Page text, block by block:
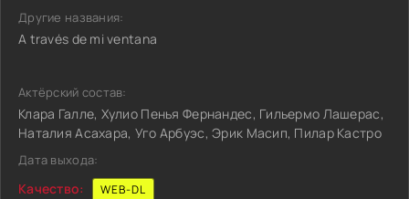
Другие названия:
A través de mi ventana
Актёрский состав:
Клара Галле, Хулио Пенья Фернандес, Гильермо Лашерас,
Наталия Асахара, Уго Арбуэс, Эрик Масип, Пилар Кастро
Дата выхода:
Качество: WEB-DL